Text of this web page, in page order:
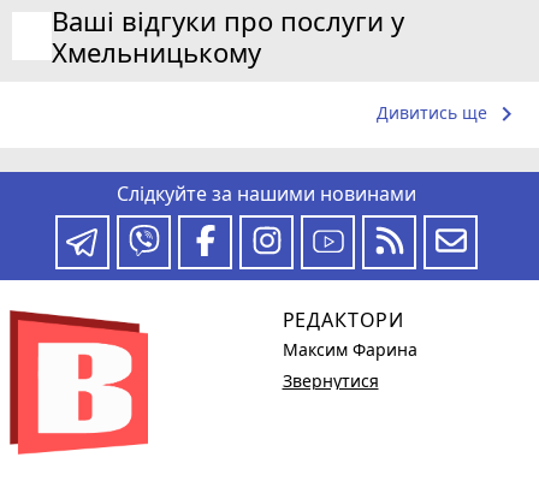
Ваші відгуки про послуги у
Хмельницькому
Дивитись ще keyboard_arrow_right
Слідкуйте за нашими новинами
РЕДАКТОРИ
Максим Фарина
Звернутися